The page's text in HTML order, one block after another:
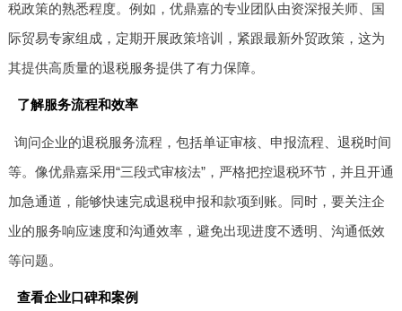
税政策的熟悉程度。例如，优鼎嘉的专业团队由资深报关师、国
际贸易专家组成，定期开展政策培训，紧跟最新外贸政策，这为
其提供高质量的退税服务提供了有力保障。
了解服务流程和效率
询问企业的退税服务流程，包括单证审核、申报流程、退税时间
等。像优鼎嘉采用“三段式审核法”，严格把控退税环节，并且开通
加急通道，能够快速完成退税申报和款项到账。同时，要关注企
业的服务响应速度和沟通效率，避免出现进度不透明、沟通低效
等问题。
查看企业口碑和案例